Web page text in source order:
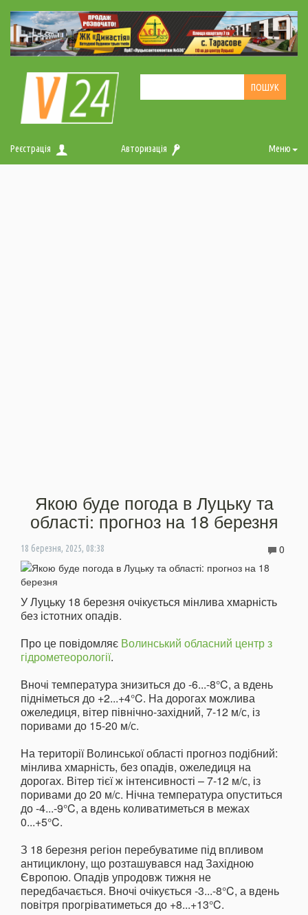
Реєстрація Авторизація Меню
Якою буде погода в Луцьку та
області: прогноз на 18 березня
18 березня, 2025, 08:38 0
У Луцьку 18 березня очікується мінлива хмарність
без істотних опадів.
Про це повідомляє Волинський обласний центр з
гідрометеорології.
Вночі температура знизиться до -6...-8°C, а вдень
підніметься до +2...+4°C. На дорогах можлива
ожеледиця, вітер північно-західний, 7-12 м/с, із
поривами до 15-20 м/с.
На території Волинської області прогноз подібний:
мінлива хмарність, без опадів, ожеледиця на
дорогах. Вітер тієї ж інтенсивності – 7-12 м/с, із
поривами до 20 м/с. Нічна температура опуститься
до -4...-9°C, а вдень коливатиметься в межах
0...+5°C.
З 18 березня регіон перебуватиме під впливом
антициклону, що розташувався над Західною
Європою. Опадів упродовж тижня не
передбачається. Вночі очікується -3...-8°C, а вдень
повітря прогріватиметься до +8...+13°C.